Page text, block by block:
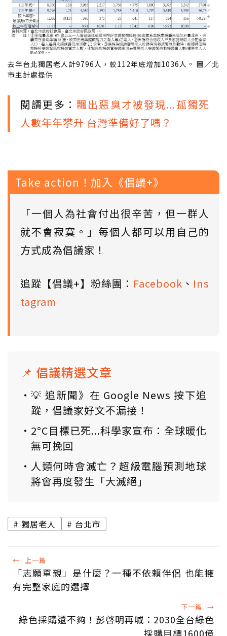
去年台北獨居老人計9796人，較112年底增加1036人。 圖／北
市主計處提供
閱讀更多： 飄出惡臭才被發現...孤獨死
人數年年攀升 台灣準備好了嗎？
Take action！加入《倡議+》
「一個人為社會付出很辛苦，但一群人
就不會寂寞。」每個人都可以用自己的
方式成為倡議家！
追蹤【倡議+】粉絲團： Facebook 、 Ins
tagram
📌 倡議精選文章
💡 追新聞》在 Google News 按下追
蹤，倡議家好文不漏接！
2°C目標已死...科學家宣布：全球暖化
無可挽回
人類何時會滅亡？超級電腦預測地球
將會再度發生「大滅絕」
獨居老人 台北市
← 上一篇
「志願單親」是什麼？一種不依賴伴侶 也能擁
有完整家庭的選擇
下一篇 →
綠色採購還不夠！彭啓明再喊：2030全台綠色
採購目標1600億